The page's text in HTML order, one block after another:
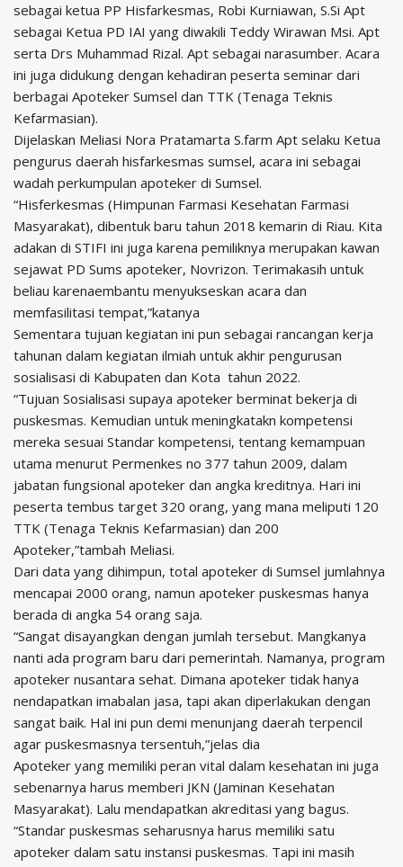
sebagai ketua PP Hisfarkesmas, Robi Kurniawan, S.Si Apt
sebagai Ketua PD IAI yang diwakili Teddy Wirawan Msi. Apt
serta Drs Muhammad Rizal. Apt sebagai narasumber. Acara
ini juga didukung dengan kehadiran peserta seminar dari
berbagai Apoteker Sumsel dan TTK (Tenaga Teknis
Kefarmasian).
Dijelaskan Meliasi Nora Pratamarta S.farm Apt selaku Ketua
pengurus daerah hisfarkesmas sumsel, acara ini sebagai
wadah perkumpulan apoteker di Sumsel.
“Hisferkesmas (Himpunan Farmasi Kesehatan Farmasi
Masyarakat), dibentuk baru tahun 2018 kemarin di Riau. Kita
adakan di STIFI ini juga karena pemiliknya merupakan kawan
sejawat PD Sums apoteker, Novrizon. Terimakasih untuk
beliau karenaembantu menyukseskan acara dan
memfasilitasi tempat,”katanya
Sementara tujuan kegiatan ini pun sebagai rancangan kerja
tahunan dalam kegiatan ilmiah untuk akhir pengurusan
sosialisasi di Kabupaten dan Kota tahun 2022.
“Tujuan Sosialisasi supaya apoteker berminat bekerja di
puskesmas. Kemudian untuk meningkatakn kompetensi
mereka sesuai Standar kompetensi, tentang kemampuan
utama menurut Permenkes no 377 tahun 2009, dalam
jabatan fungsional apoteker dan angka kreditnya. Hari ini
peserta tembus target 320 orang, yang mana meliputi 120
TTK (Tenaga Teknis Kefarmasian) dan 200
Apoteker,”tambah Meliasi.
Dari data yang dihimpun, total apoteker di Sumsel jumlahnya
mencapai 2000 orang, namun apoteker puskesmas hanya
berada di angka 54 orang saja.
“Sangat disayangkan dengan jumlah tersebut. Mangkanya
nanti ada program baru dari pemerintah. Namanya, program
apoteker nusantara sehat. Dimana apoteker tidak hanya
nendapatkan imabalan jasa, tapi akan diperlakukan dengan
sangat baik. Hal ini pun demi menunjang daerah terpencil
agar puskesmasnya tersentuh,”jelas dia
Apoteker yang memiliki peran vital dalam kesehatan ini juga
sebenarnya harus memberi JKN (Jaminan Kesehatan
Masyarakat). Lalu mendapatkan akreditasi yang bagus.
“Standar puskesmas seharusnya harus memiliki satu
apoteker dalam satu instansi puskesmas. Tapi ini masih